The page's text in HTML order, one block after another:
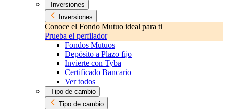
Inversiones
Inversiones
Conoce el Fondo Mutuo ideal para ti
Prueba el perfilador
Fondos Mutuos
Depósito a Plazo fijo
Invierte con Tyba
Certificado Bancario
Ver todos
Tipo de cambio
Tipo de cambio